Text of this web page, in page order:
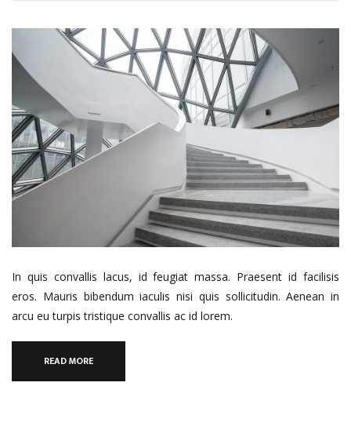
In quis convallis lacus, id feugiat massa. Praesent id facilisis
eros. Mauris bibendum iaculis nisi quis sollicitudin. Aenean in
arcu eu turpis tristique convallis ac id lorem.
READ MORE